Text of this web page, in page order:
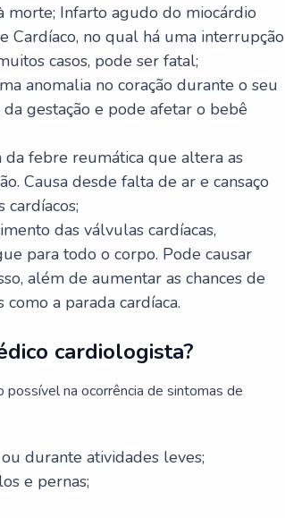
morte; Infarto agudo do miocárdio
Cardíaco, no qual há uma interrupção
casos, pode ser fatal;
anomalia no coração durante o seu
gestação e pode afetar o bebê
da febre reumática que altera as
Causa desde falta de ar e cansaço
cardíacos;
das válvulas cardíacas,
para todo o corpo. Pode causar
além de aumentar as chances de
a parada cardíaca.
cardiologista?
possível na ocorrência de sintomas de
durante atividades leves;
e pernas;